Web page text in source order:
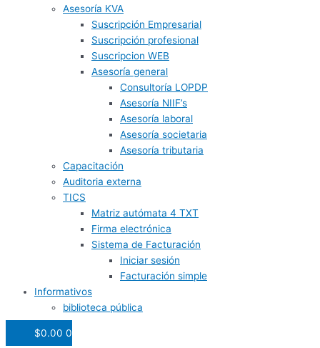
Asesoría KVA
Suscripción Empresarial
Suscripción profesional
Suscripcion WEB
Asesoría general
Consultoría LOPDP
Asesoría NIIF’s
Asesoría laboral
Asesoría societaria
Asesoría tributaria
Capacitación
Auditoria externa
TICS
Matriz autómata 4 TXT
Firma electrónica
Sistema de Facturación
Iniciar sesión
Facturación simple
Informativos
biblioteca pública
$0.00 0